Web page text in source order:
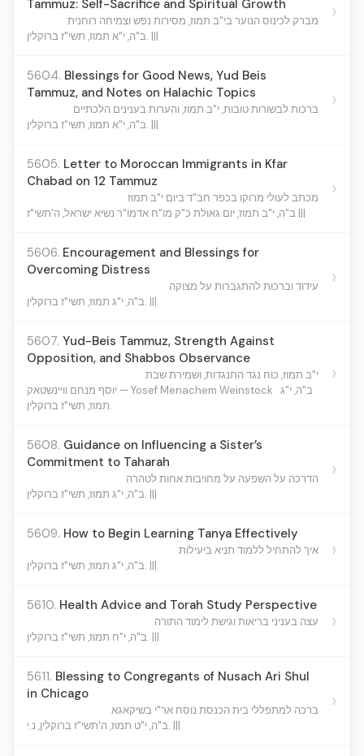
Tammuz: Self-Sacrifice and Spiritual Growth
מברק לכינוס הנוער בי"ב תמוז, מסירות נפש וצמיחה רוחנית
ב"ה, י"א תמוז, תשי"ז ברוקלין. |||
›
5604. Blessings for Good News, Yud Beis
Tammuz, and Notes on Halachic Topics
ברכות לבשורות טובות, י"ב תמוז, והערות בענינים הלכתיים
ב"ה, י"א תמוז, תשי"ז ברוקלין. |||
›
5605. Letter to Moroccan Immigrants in Kfar
Chabad on 12 Tammuz
מכתב לעולי מרוקו בכפר חב"ד ביום י"ב תמוז
ב"ה, י"ב תמוז, יום גאולת כ"ק מו"ח אדמו"ר נשיא ישראל, ה'תשי"ז |||
›
5606. Encouragement and Blessings for
Overcoming Distress
עידוד וברכות להתגברות על מצוקה
ב"ה, י"ג תמוז, תשי"ז ברוקלין. |||
›
5607. Yud-Beis Tammuz, Strength Against
Opposition, and Shabbos Observance
י"ב תמוז, כוח נגד התנגדות, ושמירת שבת
יוסף מנחם וויינשטאק — Yosef Menachem Weinstock ב"ה, י"ג
תמוז, תשי"ז ברוקלין.
›
5608. Guidance on Influencing a Sister’s
Commitment to Taharah
הדרכה על השפעה על מחויבות אחות לטהרה
ב"ה, י"ג תמוז, תשי"ז ברוקלין. |||
›
5609. How to Begin Learning Tanya Effectively
איך להתחיל ללמוד תניא ביעילות
ב"ה, י"ג תמוז, תשי"ז ברוקלין. |||
›
5610. Health Advice and Torah Study Perspective
עצה בעניני בריאות וגישת לימוד התורה
ב"ה, י"ח תמוז, תשי"ז ברוקלין. |||
›
5611. Blessing to Congregants of Nusach Ari Shul
in Chicago
ברכה למתפללי בית הכנסת נוסח אר"י בשיקאגא
ב"ה, י"ט תמוז, ה'תשי"ז ברוקלין, נ.י. |||
›